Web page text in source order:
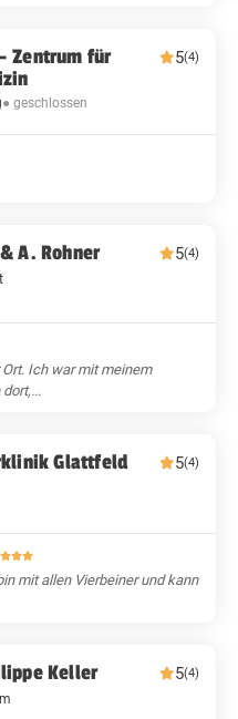
Zentrum für
5(4)
● geschlossen
A. Rohner 5(4)
Ich war mit meinem
Glattfeld 5(4)
mit allen Vierbeiner und kann
Keller 5(4)